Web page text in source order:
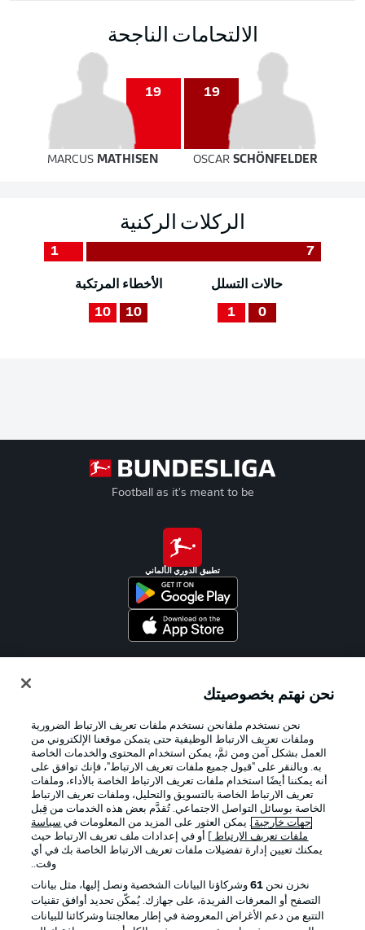
الالتحامات الناجحة
19
19
MARCUS MATHISEN OSCARSCHÖNFELDER
الركلات الركنية
7
1
حالات التسلل
0
1
الأخطاء المرتكبة
10
10
Football as it's meant to be
تطبيق الدوري الألماني
الإعلانات الإخطارات القانونية
شروط الاستخدام الوظائف
نحن نهتم بخصوصيتك
نحن نستخدم ملفانحن نستخدم ملفات تعريف الارتباط الضرورية
وملفات تعريف الارتباط الوظيفية حتى يتمكن موقعنا الإلكتروني من
العمل بشكل آمن ومن ثمَّ، يمكن استخدام المحتوى والخدمات الخاصة
به. وبالنقر على "قبول جميع ملفات تعريف الارتباط"، فإنك توافق على
أنه يمكننا أيضًا استخدام ملفات تعريف الارتباط الخاصة بالأداء، وملفات
تعريف الارتباط الخاصة بالتسويق والتحليل، وملفات تعريف الارتباط
الخاصة بوسائل التواصل الاجتماعي. تُقدَّم بعض هذه الخدمات من قِبل
جهات خارجية . يمكن العثور على المزيد من المعلومات في سياسة
ملفات تعريف الارتباط
] أو في إعدادات ملف تعريف الارتباط حيث
يمكنك تعيين إدارة تفضيلات ملفات تعريف الارتباط الخاصة بك في أي
وقت..
نخزن نحن 61وشركاؤنا البيانات الشخصية ونصل إليها، مثل بيانات
التصفح أو المعرفات الفريدة، على جهازك. يُمكّن تحديد أوافق تقنيات
التتبع من دعم الأغراض المعروضة في إطار معالجتنا وشركائنا للبيانات